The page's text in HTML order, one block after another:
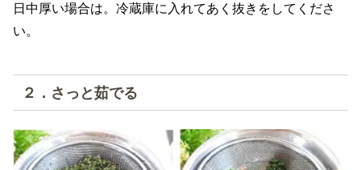
日中厚い場合は。冷蔵庫に入れてあく抜きをしてくださ
い。
２．さっと茹でる